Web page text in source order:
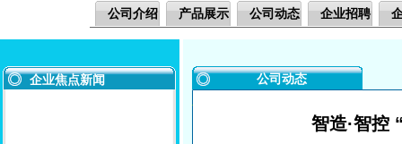
公司介绍 产品展示 公司动态 企业招聘
企业焦点新闻 公司动态
智造·智控